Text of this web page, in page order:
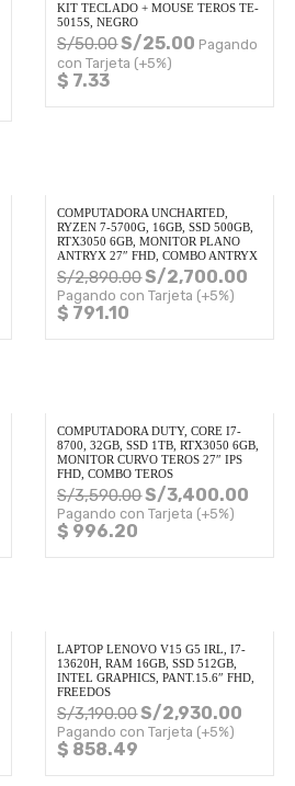
KIT TECLADO + MOUSE TEROS TE-
5015S, NEGRO
S/50.00S/25.00 Pagando
con Tarjeta (+5%)
$ 7.33
COMPUTADORA UNCHARTED,
RYZEN 7-5700G, 16GB, SSD 500GB,
RTX3050 6GB, MONITOR PLANO
ANTRYX 27″ FHD, COMBO ANTRYX
S/2,890.00S/2,700.00
Pagando con Tarjeta (+5%)
$ 791.10
COMPUTADORA DUTY, CORE I7-
8700, 32GB, SSD 1TB, RTX3050 6GB,
MONITOR CURVO TEROS 27″ IPS
FHD, COMBO TEROS
S/3,590.00S/3,400.00
Pagando con Tarjeta (+5%)
$ 996.20
LAPTOP LENOVO V15 G5 IRL, I7-
13620H, RAM 16GB, SSD 512GB,
INTEL GRAPHICS, PANT.15.6″ FHD,
FREEDOS
S/3,190.00S/2,930.00
Pagando con Tarjeta (+5%)
$ 858.49